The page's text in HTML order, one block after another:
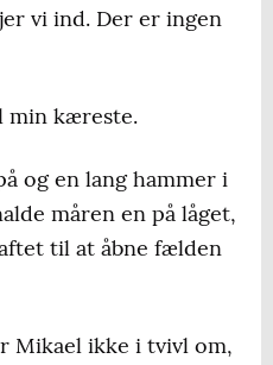
vi ind. Der er ingen
min kæreste.
og en lang hammer i
måren en på låget,
til at åbne fælden
Mikael ikke i tvivl om,